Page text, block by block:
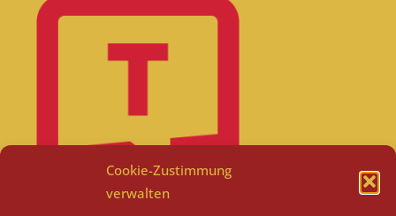
Cookie-Zustimmung
verwalten